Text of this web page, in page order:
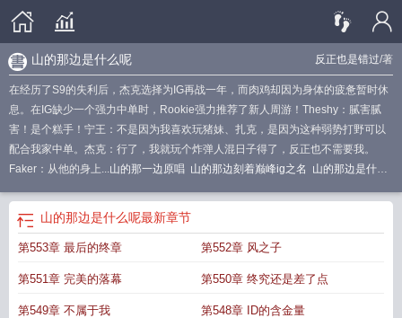
反正也是错过/著
山的那边是什么呢
在经历了S9的失利后，杰克选择为IG再战一年，而肉鸡却因为身体的疲惫暂时休
息。在IG缺少一个强力中单时，Rookie强力推荐了新人周游！Theshy：腻害腻
害！是个糕手！宁王：不是因为我喜欢玩猪妹、扎克，是因为这种弱势打野可以
配合我家中单。杰克：行了，我就玩个炸弹人混日子得了，反正也不需要我。
Faker：从他的身上...山的那一边原唱 山的那边刻着巅峰ig之名 山的那边是什么
边抖音山的那边是什么呢 山的那边是战场歌词
边还是山吗下一句
边还是山山的那边还是山下句 山的那一边歌词是什么意思
的那边是战场是什么歌
山那边歌词是什么意思 山的那边还是山歌曲
一边是什么歌山的那一边 山的那边歌词山的那边背景音乐是什么歌
山的那边是什么呢最新章节
第553章 最后的终章 第552章 风之子
第551章 完美的落幕 第550章 终究还是差了点
第549章 不属于我 第548章 ID的含金量